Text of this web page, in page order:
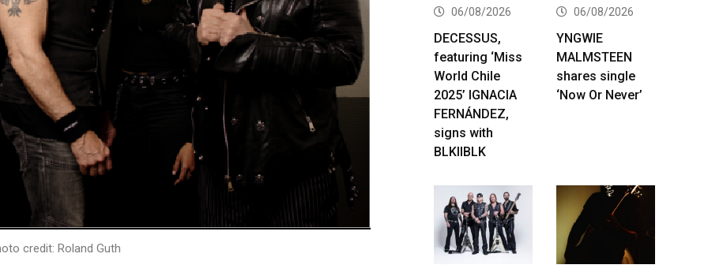
credit: Roland Guth
06/08/2026
DECESSUS,
featuring ‘Miss
World Chile
2025’ IGNACIA
FERNÁNDEZ,
signs with
BLKIIBLK
06/08/2026
YNGWIE
MALMSTEEN
shares single
‘Now Or Never’